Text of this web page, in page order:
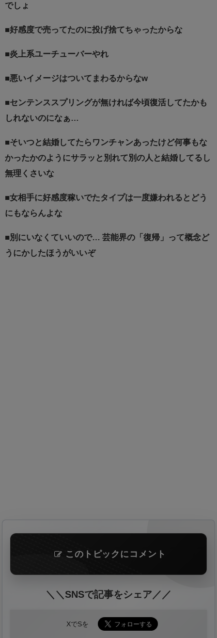
でしょ
■好感度で売ってたのに投げ捨てちゃったからな
■炎上系ユーチューバーやれ
■悪いイメージはついてまわるからなw
■センテンススプリングが無ければ今頃復活してたかも
しれないのになぁ…
■そいつと結婚してたらワンチャンあったけど何事もな
かったかのようにサラッと別れて別の人と結婚してるし
無理くさいな
■女相手に好感度稼いでたタイプは一度嫌われるとどう
にもならんよな
■別にいなくていいので… 芸能界の「復帰」って概念ど
うにかしたほうがいいぞ
このトピックにコメント
＼＼SNSで記事をシェア／／
XでSを